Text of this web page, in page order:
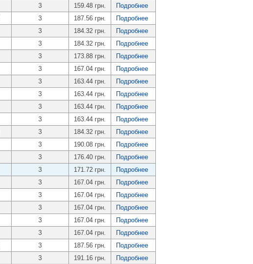
3 159.48 грн.
Подробнее
3 187.56 грн.
Подробнее
3 184.32 грн.
Подробнее
3 184.32 грн.
Подробнее
3 173.88 грн.
Подробнее
3 167.04 грн.
Подробнее
3 163.44 грн.
Подробнее
3 163.44 грн.
Подробнее
3 163.44 грн.
Подробнее
3 163.44 грн.
Подробнее
3 184.32 грн.
Подробнее
3 190.08 грн.
Подробнее
3 176.40 грн.
Подробнее
3 171.72 грн.
Подробнее
3 167.04 грн.
Подробнее
3 167.04 грн.
Подробнее
3 167.04 грн.
Подробнее
3 167.04 грн.
Подробнее
3 167.04 грн.
Подробнее
3 187.56 грн.
Подробнее
3 191.16 грн.
Подробнее